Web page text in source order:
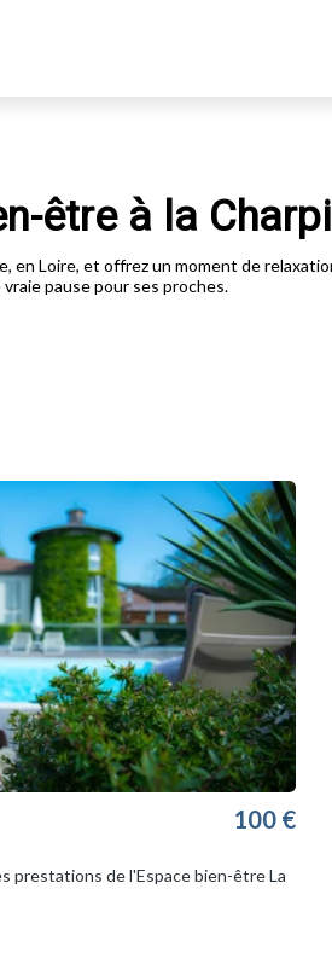
être à la
en Loire, et offrez un moment de
pause pour ses proches.
100 €
prestations de l'Espace bien-être La